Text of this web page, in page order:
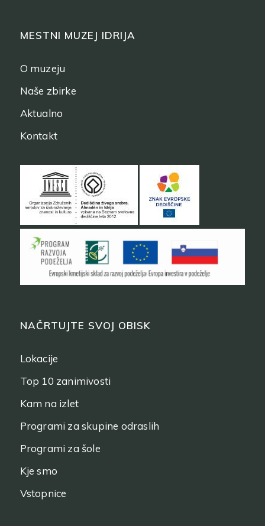
MESTNI MUZEJ IDRIJA
O muzeju
Naše zbirke
Aktualno
Kontakt
NAČRTUJTE SVOJ OBISK
Lokacije
Top 10 zanimivosti
Kam na izlet
Programi za skupine odraslih
Programi za šole
Kje smo
Vstopnice